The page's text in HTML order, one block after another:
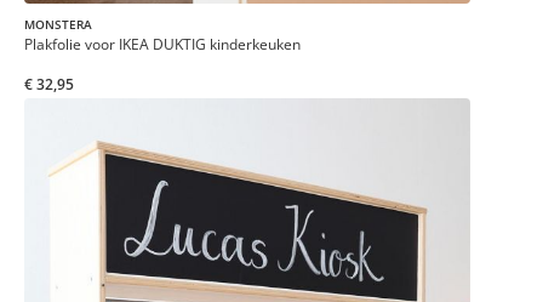
MONSTERA
Plakfolie voor IKEA DUKTIG kinderkeuken
€ 32,95